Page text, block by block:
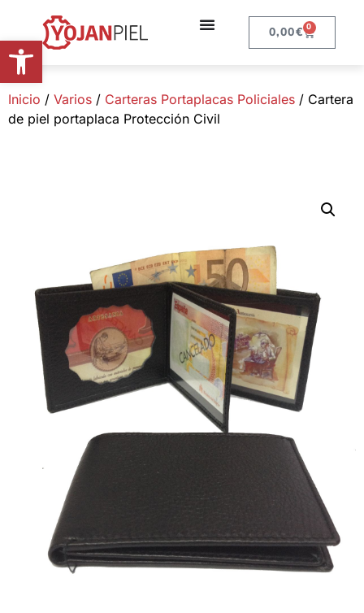
Abrir barra de herramientas 0,00€ 0
Inicio / Varios / Carteras Portaplacas Policiales / Cartera
de piel portaplaca Protección Civil